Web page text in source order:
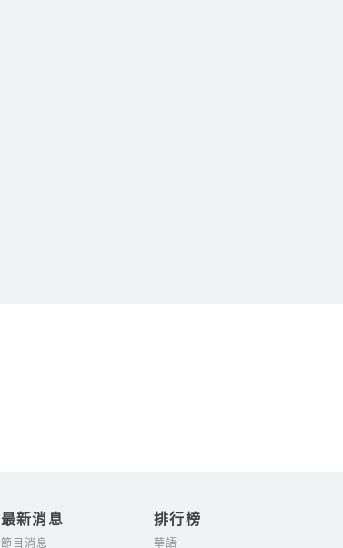
最新消息
節目消息
排行榜
華語